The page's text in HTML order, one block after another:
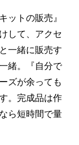
ットの販売』
して、アクセ
一緒に販売す
緒。『自分で
ズが余っても
。完成品は作
ら短時間で量